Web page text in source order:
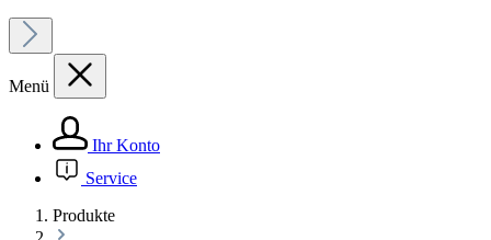
Menü
Ihr Konto
Service
Produkte